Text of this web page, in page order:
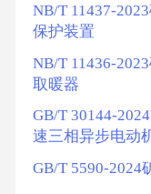
NB/T 11437-
保护装置
NB/T 11436-
取暖器
GB/T 30144-
速三相异步电动
GB/T 5590-2024